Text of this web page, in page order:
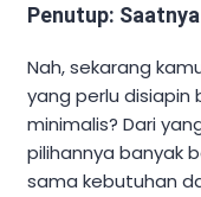
Penutup:
Nah, sekarang
yang perlu disiapin
minimalis? Dari
pilihannya banyak
sama kebutuhan